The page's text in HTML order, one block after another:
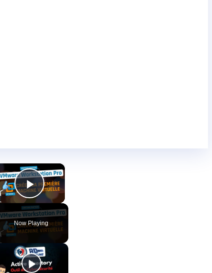
×
Play Video
Now Playing